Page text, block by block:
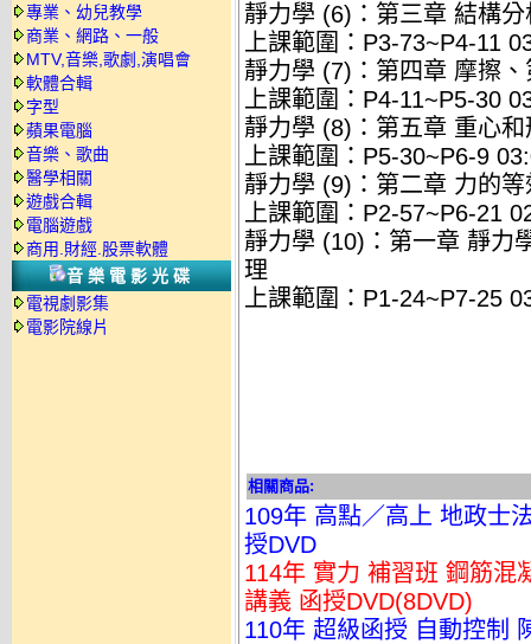
專業、幼兒教學
商業、網路、一般
MTV,音樂,歌劇,演唱會
軟體合輯
字型
蘋果電腦
音樂、歌曲
醫學相關
遊戲合輯
電腦遊戲
商用.財經.股票軟體
音樂電影光碟
電視劇影集
電影院線片
靜力學 (6)：第三章 結構
上課範圍：P3-73~P4-11
靜力學 (7)：第四章 摩擦
上課範圍：P4-11~P5-30
靜力學 (8)：第五章 重心
上課範圍：P5-30~P6-9
靜力學 (9)：第二章 力的
上課範圍：P2-57~P6-21
靜力學 (10)：第一章 靜力
理
上課範圍：P1-24~P7-25
相關商品:
109年 高點／高上 地政士
授DVD
114年 實力 補習班 鋼筋混
講義 函授DVD(8DVD)
110年 超級函授 自動控制